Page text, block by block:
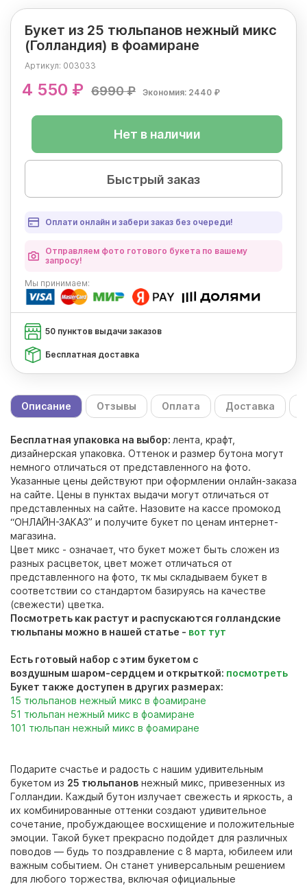
Букет из 25 тюльпанов нежный микс
(Голландия) в фоамиране
Артикул: 003033
4 550 ₽ 6990 ₽ Экономия: 2440 ₽
Нет в наличии
Быстрый заказ
Оплати онлайн и забери заказ без очереди!
Отправляем фото готового букета по вашему
запросу!
Мы принимаем:
50 пунктов выдачи заказов
Бесплатная доставка
Описание Отзывы Оплата Доставка
Бесплатная упаковка на выбор: лента, крафт,
дизайнерская упаковка. Оттенок и размер бутона могут
немного отличаться от представленного на фото.
Указанные цены действуют при оформлении онлайн-заказа
на сайте. Цены в пунктах выдачи могут отличаться от
представленных на сайте. Назовите на кассе промокод
“ОНЛАЙН-ЗАКАЗ” и получите букет по ценам интернет-
магазина.
Цвет микс - означает, что букет может быть сложен из
разных расцветок, цвет может отличаться от
представленного на фото, тк мы складываем букет в
соответствии со стандартом базируясь на качестве
(свежести) цветка.
Посмотреть как растут и распускаются голландские
тюльпаны можно в нашей статье - вот тут
Есть готовый набор с этим букетом с
воздушным шаром-сердцем и открыткой: посмотреть
Букет также доступен в других размерах:
15 тюльпанов нежный микс в фоамиране
51 тюльпан нежный микс в фоамиране
101 тюльпан нежный микс в фоамиране
Подарите счастье и радость с нашим удивительным
букетом из 25 тюльпанов нежный микс, привезенных из
Голландии. Каждый бутон излучает свежесть и яркость, а
их комбинированные оттенки создают удивительное
сочетание, пробуждающее восхищение и положительные
эмоции. Такой букет прекрасно подойдет для различных
поводов — будь то поздравление с 8 марта, юбилеем или
важным событием. Он станет универсальным решением
для любого торжества, включая официальные